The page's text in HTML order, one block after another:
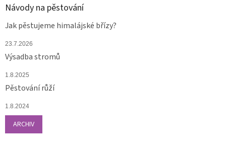
Návody na pěstování
Jak pěstujeme himalájské břízy?
23.7.2026
Výsadba stromů
1.8.2025
Pěstování růží
1.8.2024
ARCHIV